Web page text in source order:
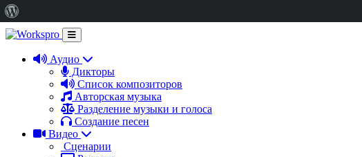
WordPress
Аудио
Дикторы
Список композиторов
Авторская музыка
Разделение музыки и голоса
Создание песен
Видео
Сценарии